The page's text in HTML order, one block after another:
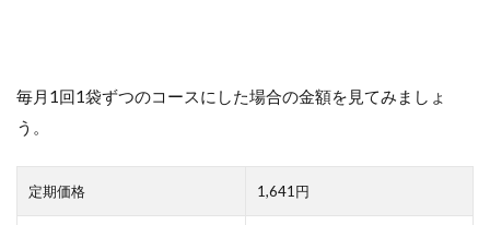
毎月1回1袋ずつのコースにした場合の金額を見てみましょ
う。
定期価格 1,641円